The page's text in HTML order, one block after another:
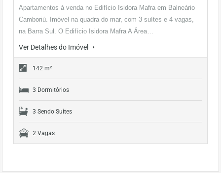
Apartamentos à venda no Edifício Isidora Mafra em Balneário
Camboriú. Imóvel na quadra do mar, com 3 suítes e 4 vagas,
na Barra Sul. O Edifício Isidora Mafra A Área…
Ver Detalhes do Imóvel
142 m²
3 Dormitórios
3 Sendo Suítes
2 Vagas